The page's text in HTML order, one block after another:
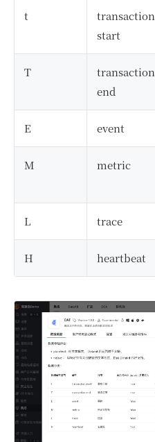
t
transaction
start
T
transaction
end
E event
M metric
L trace
H heartbeat